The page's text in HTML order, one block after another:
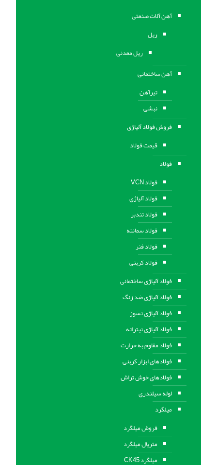
آهن آلات صنعتی
ریل
ریل معدنی
آهن ساختمانی
تیرآهن
نبشی
فروش فولاد آلیاژی
قیمت فولاد
فولاد
فولاد VCN
فولاد آلیاژی
فولاد تندبر
فولاد سمانته
فولاد فنر
فولاد کربنی
فولاد آلیاژی ساختمانی
فولاد آلیاژی ضد زنگ
فولاد آلیاژی نسوز
فولاد آلیاژی نیتراته
فولاد مقاوم به حرارت
فولادهای ابزار کربنی
فولادهای خوش تراش
لوله سیلندری
میلگرد
فروش میلگرد
متریال میلگرد
میلگرد CK45